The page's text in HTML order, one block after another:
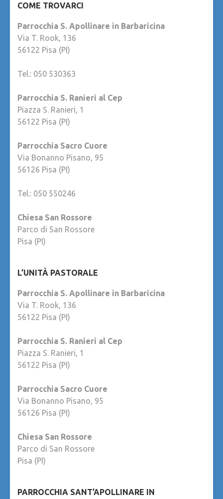
COME TROVARCI
Parrocchia S. Apollinare in Barbaricina
Via T. Rook, 136
56122 Pisa (PI)
Tel.: 050 530363
Parrocchia S. Ranieri al Cep
Piazza S. Ranieri, 1
56122 Pisa (PI)
Parrocchia Sacro Cuore
Via Bonanno Pisano, 95
56126 Pisa (PI)
Tel.: 050 550246
Chiesa San Rossore
Parco di San Rossore
Pisa (PI)
L’UNITÀ PASTORALE
Parrocchia S. Apollinare in Barbaricina
Via T. Rook, 136
56122 Pisa (PI)
Parrocchia S. Ranieri al Cep
Piazza S. Ranieri, 1
56122 Pisa (PI)
Parrocchia Sacro Cuore
Via Bonanno Pisano, 95
56126 Pisa (PI)
Chiesa San Rossore
Parco di San Rossore
Pisa (PI)
PARROCCHIA SANT’APOLLINARE IN